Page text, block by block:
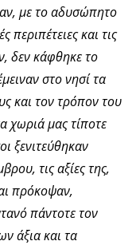
με το αδυσώπητο
περιπέτειες και τις
δεν κάφθηκε το
στο νησί τα
και τον τρόπον του
χωριά μας τίποτε
ξενιτεύθηκαν
τις αξίες της,
πρόκοψαν,
πάντοτε τον
άξια και τα